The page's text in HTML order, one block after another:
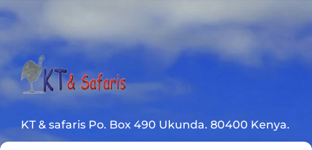
KT & safaris Po. Box 490 Ukunda. 80400 Kenya.